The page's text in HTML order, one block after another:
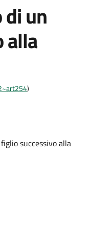
un
alla
)
successivo alla